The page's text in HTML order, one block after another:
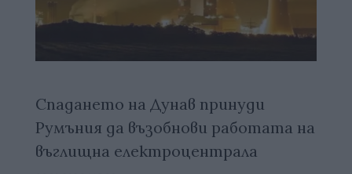
Спадането на Дунав принуди
Румъния да възобнови работата на
въглищна електроцентрала